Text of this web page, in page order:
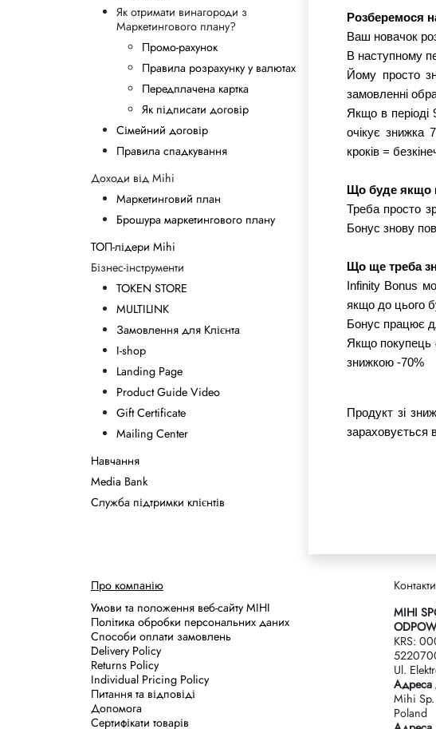
Як отримати винагороди з
Маркетингового плану?
Промо-рахунок
Правила розрахунку у валютах
Передплачена картка
Як підписати договір
Сімейний договір
Правила спадкування
Доходи від Mihi
Маркетинговий план
Брошура маркетингового плану
ТОП-лідери Mihi
Бізнес-інструменти
TOKEN STORE
MULTILINK
Замовлення для Клієнта
I-shop
Landing Page
Product Guide Video
Gift Certificate
Mailing Center
Навчання
Media Bank
Служба підтримки клієнтів
Розберемося
Ваш новачок
В наступному
Йому просто
замовленні
Якщо в періоді
очікує знижка
кроків =
Що буде якщо
Треба просто
Бонус знову
Що ще треба
Infinity Bonus
якщо до цього
Бонус працює
Якщо покупець
знижкою -70%
Продукт зі
зараховується
Про компанію
Умови та положення веб-сайту MIHI
Політика обробки персональних даних
Способи оплати замовлень
Delivery Policy
Returns Policy
Individual Pricing Policy
Питання та відповіді
Допомога
Сертифікати товарів
Контакти
MIHI
KRS:
Ul.
Адреса
Mihi
Poland